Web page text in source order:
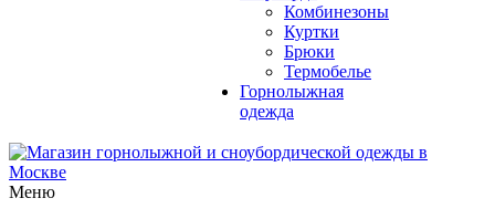
Комбинезоны
Куртки
Брюки
Термобелье
Горнолыжная
одежда
Меню